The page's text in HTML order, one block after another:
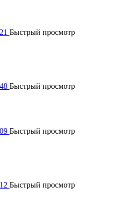
Быстрый просмотр
Быстрый просмотр
Быстрый просмотр
Быстрый просмотр